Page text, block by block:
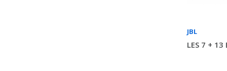
JBL
LES 7 + 13